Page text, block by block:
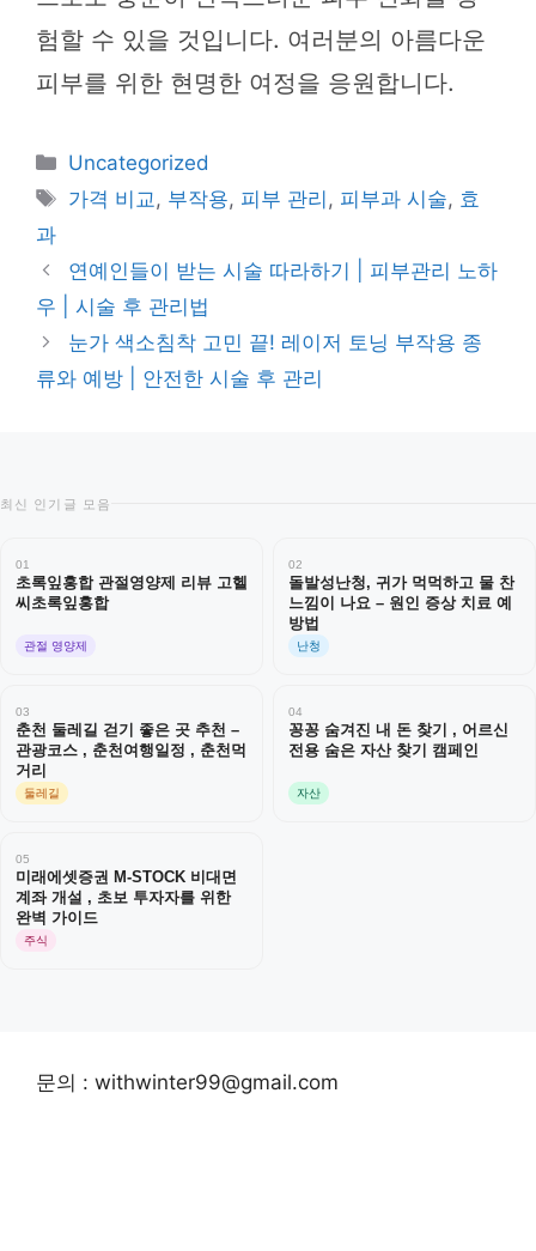
험할 수 있을 것입니다. 여러분의 아름다운
피부를 위한 현명한 여정을 응원합니다.
카
테
고
Uncategorized
태
가격 비교 , 부작용, 피부 관리 , 피부과 시술, 효
과
연예인들이 받는 시술 따라하기 | 피부관리 노하
우 | 시술 후 관리법
눈가 색소침착 고민 끝! 레이저 토닝 부작용 종
류와 예방 | 안전한 시술 후 관리
최신 인기글 모음
01
초록잎홍합 관절영양제 리뷰 고헬
씨초록잎홍합
관절 영양제
02
돌발성난청, 귀가 먹먹하고 물 찬
느낌이 나요 – 원인 증상 치료 예
방법
난청
03
춘천 둘레길 걷기 좋은 곳 추천 –
관광코스 , 춘천여행일정 , 춘천먹
거리
둘레길
04
꽁꽁 숨겨진 내 돈 찾기 , 어르신
전용 숨은 자산 찾기 캠페인
자산
05
미래에셋증권 M-STOCK 비대면
계좌 개설 , 초보 투자자를 위한
완벽 가이드
주식
문의 : withwinter99@gmail.com